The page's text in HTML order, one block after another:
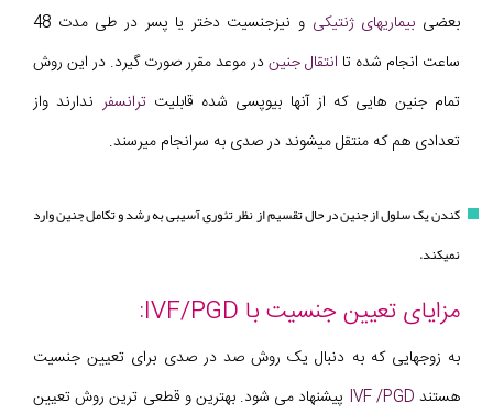
بعضی بیماریهای ژنتیکی
و نیزجنسیت دختر یا پسر در طی مدت 48
ساعت انجام شده تا انتقال جنین در موعد مقرر صورت گیرد. در این روش
تمام جنین هایی که از آنها بیوپسی شده قابلیتترانسفر ندارند واز
تعدادی هم که منتقل میشوند در صدی به سرانجام میرسند.
کندن یک سلول از جنین در حال تقسیم از نظر تئوری آسیبی به رشد و تکامل جنین وارد
نمیکند.
مزایای تعیین جنسیت با IVF/PGD:
به زوجهایی که به دنبال یک روش صد در صدی برای تعیین جنسیت
هستند IVF /PGD پیشنهاد می شود. بهترین و قطعی ترین روش تعیین